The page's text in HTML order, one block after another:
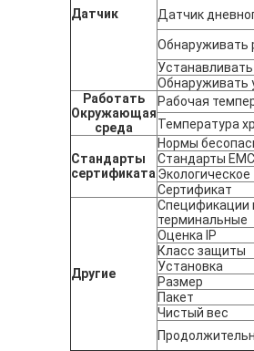
Датчик
Датчик
Обнаруживать
Обнаруживать
Работать
Окружающая
среда
Рабочая
Температура
Стандарты
сертификата
Нормы
Стандарты EMC
Экологическое
Сертификат
Другие
Спецификации
терминальные
Оценка IP
Класс защиты
Установка
Размер
Пакет
Чистый вес